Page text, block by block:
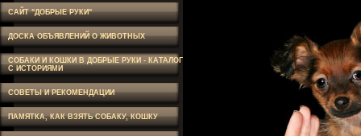
САЙТ "ДОБРЫЕ РУКИ"
ДОСКА ОБЪЯВЛЕНИЙ О ЖИВОТНЫХ
СОБАКИ И КОШКИ В ДОБРЫЕ РУКИ - КАТАЛОГ
С ИСТОРИЯМИ
СОВЕТЫ И РЕКОМЕНДАЦИИ
ПАМЯТКА, КАК ВЗЯТЬ СОБАКУ, КОШКУ